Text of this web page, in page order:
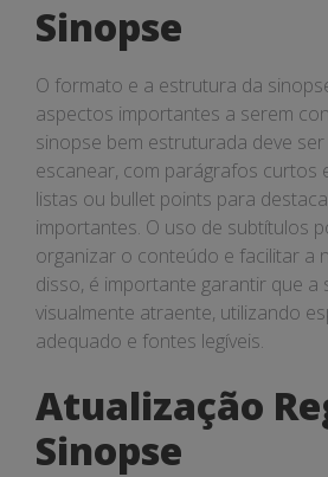
Sinopse
O formato e a estrutura da
aspectos importantes a serem
sinopse bem estruturada deve
escanear, com parágrafos curtos
listas ou bullet points para
importantes. O uso de subtítulos
organizar o conteúdo e facilitar a
disso, é importante garantir que a
visualmente atraente, utilizando
adequado e fontes legíveis.
Atualização
Sinopse